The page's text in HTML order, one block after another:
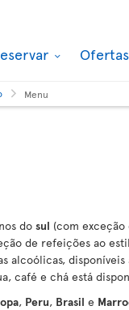
Menu
do sul (com exceção
de refeições ao
alcoólicas,
café e chá está
, Peru, Brasil e